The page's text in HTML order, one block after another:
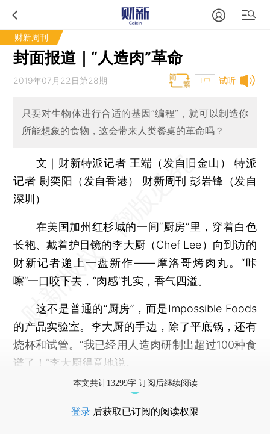
财新周刊
封面报道｜“人造肉”革命
试听
2019年07月22日第28期 T中
只要对生物体进行合适的基因“编程”，就可以制造你
所能想象的食物，这会带来人类餐桌的革命吗？
文｜财新特派记者 王端（发自旧金山） 特派
记者 尉奕阳（发自香港） 财新周刊 彭岩锋（发自
深圳）
在美国加州红杉城的一间“厨房”里，穿着白色
长袍、戴着护目镜的李大厨（Chef Lee）向到访的
财新记者递上一盘新作——摩洛哥烤肉丸。“咔
嚓”一口咬下去，“肉感”扎实，香气四溢。
这不是普通的“厨房”，而是Impossible Foods
的产品实验室。李大厨的手边，除了平底锅，还有
烧杯和试管。“我已经用人造肉研制出超过100种食
谱了！”李大厨得意地说。
本文共计13299字 订阅后继续阅读
登录 后获取已订阅的阅读权限